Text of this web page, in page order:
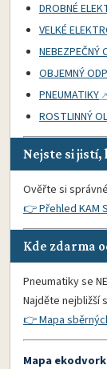
DROBNÉ
VELKÉ
NEBEZPEČNÝ
OBJEMNÝ
PNEUMATIKY
ROSTLINNÝ
Nejste si jistí,
Ověřte si
👉 Přehled KAM
Kde zdarma
Pneumatiky se
Najděte nejbližší
👉 Mapa
Mapa